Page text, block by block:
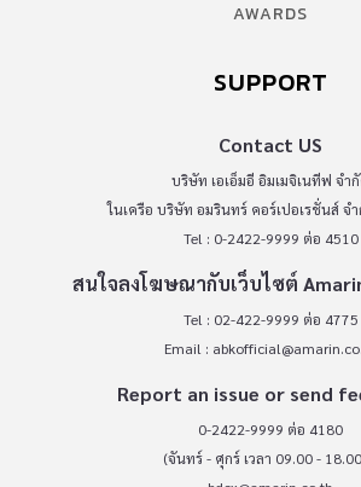
AWARDS
SUPPORT
Contact US
บริษัท เอเอ็มอี อิมเมจิเนทีฟ จำ
ในเครือ บริษัท อมรินทร์ คอร์เปอเรชั่นส์ จ
Tel : 0-2422-9999 ต่อ 4510
สนใจลงโฆษณากับเว็บไซต์
Tel : 02-422-9999 ต่อ 4775
Email :
Report an issue or send
0-2422-9999 ต่อ 4180
(จันทร์ - ศุกร์ เวลา 09.00 -